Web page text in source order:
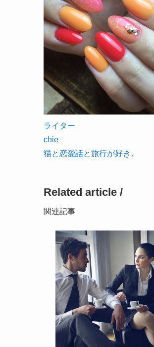
ライター
chie
猫と恋愛話と旅行が好き。
Related article /
関連記事